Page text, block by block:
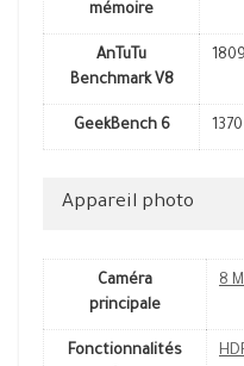
mémoire
AnTuTu
Benchmark V8
GeekBench 6 1370
Appareil photo
Caméra
principale
8
Fonctionnalités